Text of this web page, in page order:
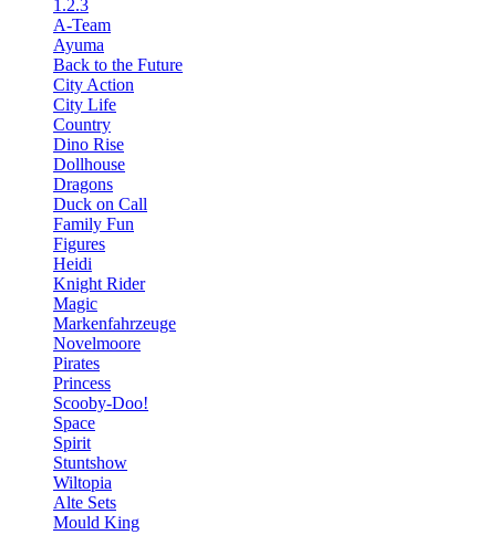
1.2.3
A-Team
Ayuma
Back to the Future
City Action
City Life
Country
Dino Rise
Dollhouse
Dragons
Duck on Call
Family Fun
Figures
Heidi
Knight Rider
Magic
Markenfahrzeuge
Novelmoore
Pirates
Princess
Scooby-Doo!
Space
Spirit
Stuntshow
Wiltopia
Alte Sets
Mould King